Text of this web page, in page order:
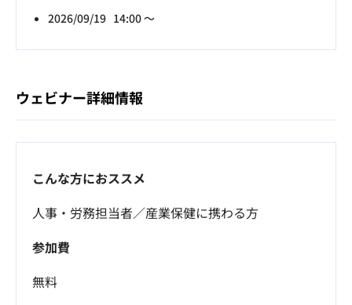
2026/09/19 14:00 ～
ウェビナー詳細情報
こんな方におススメ
人事・労務担当者／産業保健に携わる方
参加費
無料